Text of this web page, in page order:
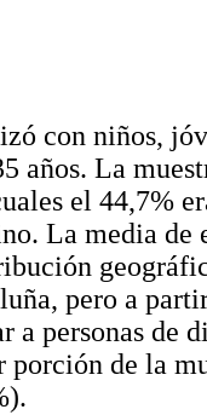
con niños,
años. La
el 44,7%
La media de
pero a
a personas de
porción de la